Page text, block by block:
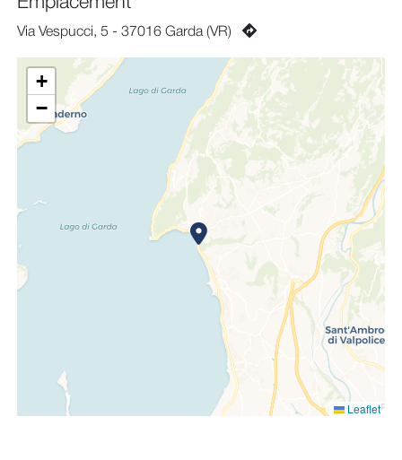
Via Vespucci, 5 - 37016 Garda (VR)
+
−
Leaflet